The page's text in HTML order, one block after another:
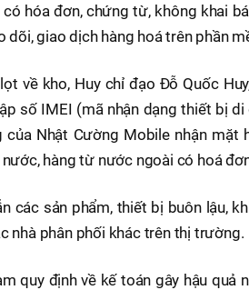
hóa đơn, chứng từ, không khai
dõi, giao dịch hàng hoá trên phần
về kho, Huy chỉ đạo Đỗ Quốc
số IMEI (mã nhận dạng thiết bị
Nhật Cường Mobile nhận mặt
hàng từ nước ngoài có hoá
các sản phẩm, thiết bị buôn lậu,
nhà phân phối khác trên thị trường.
quy định về kế toán gây hậu quả